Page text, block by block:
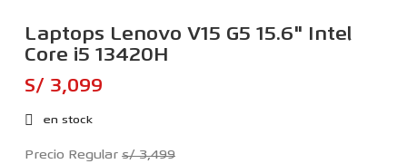
Laptops Lenovo V15 G5 15.6" Intel
Core i5 13420H
S/ 3,099
en stock
Precio Regular s/ 3,499